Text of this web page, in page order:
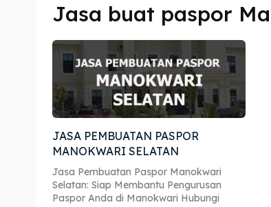
Jasa buat paspor
JASA PEMBUATAN PASPOR
MANOKWARI SELATAN
Jasa Pembuatan Paspor Manokwari
Selatan: Siap Membantu Pengurusan
Paspor Anda di Manokwari Hubungi